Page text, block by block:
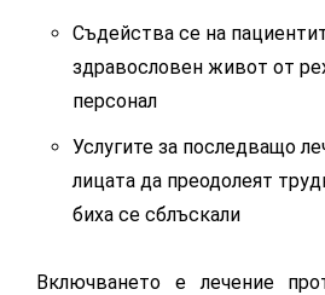
Съдейства се на
здравословен живот от
персонал
Услугите за последващо
лицата да преодолеят
биха се сблъскали
Включването е лечение